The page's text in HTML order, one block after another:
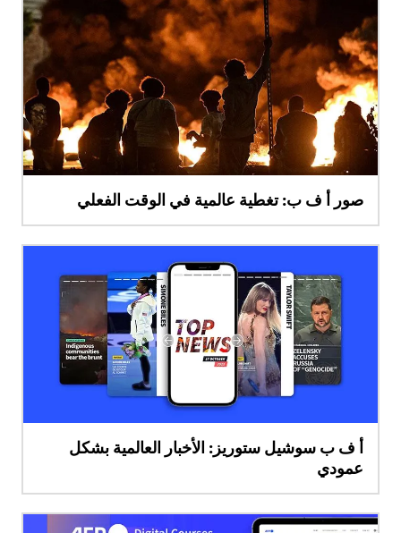
صور أ ف ب: تغطية عالمية في الوقت الفعلي
أ ف ب سوشيل ستوريز: الأخبار العالمية بشكل
عمودي